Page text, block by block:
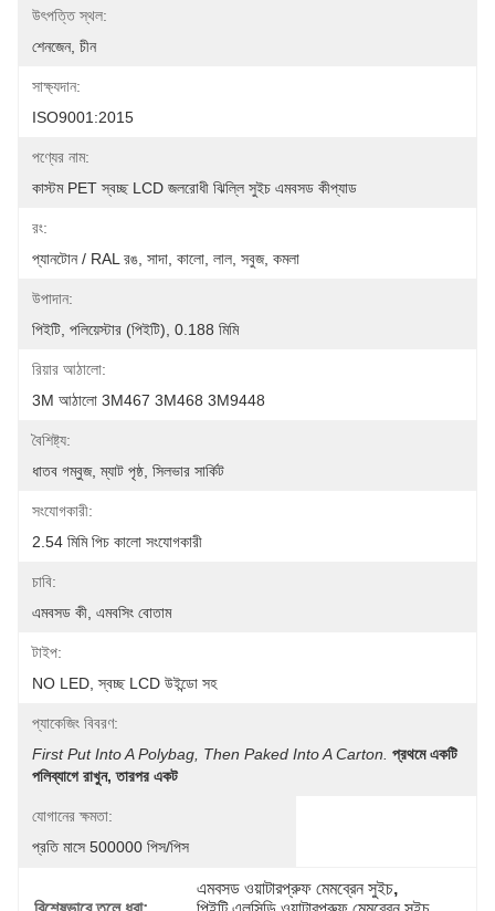
উৎপত্তি স্থল:
শেনজেন, চীন
সাক্ষ্যদান:
ISO9001:2015
পণ্যের নাম:
কাস্টম PET স্বচ্ছ LCD জলরোধী ঝিল্লি সুইচ এমবসড কীপ্যাড
রং:
প্যানটোন / RAL রঙ, সাদা, কালো, লাল, সবুজ, কমলা
উপাদান:
পিইটি, পলিয়েস্টার (পিইটি), 0.188 মিমি
রিয়ার আঠালো:
3M আঠালো 3M467 3M468 3M9448
বৈশিষ্ট্য:
ধাতব গম্বুজ, ম্যাট পৃষ্ঠ, সিলভার সার্কিট
সংযোগকারী:
2.54 মিমি পিচ কালো সংযোগকারী
চাবি:
এমবসড কী, এমবসিং বোতাম
টাইপ:
NO LED, স্বচ্ছ LCD উইন্ডো সহ
প্যাকেজিং বিবরণ:
First Put Into A Polybag, Then Paked Into A Carton. প্রথমে একটি
পলিব্যাগে রাখুন, তারপর একট
যোগানের ক্ষমতা:
প্রতি মাসে 500000 পিস/পিস
এমবসড ওয়াটারপ্রুফ মেমব্রেন সুইচ,